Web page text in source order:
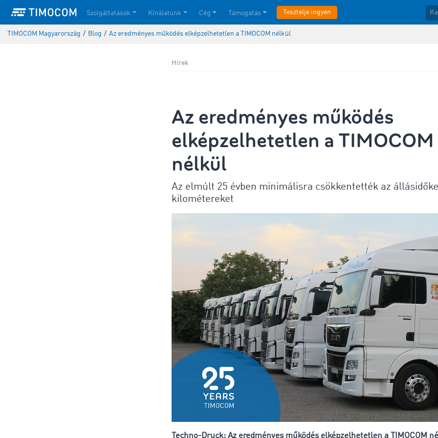
Szolgáltatások Kínálatunk Cég Támogatás Tesztelje ingyen
TIMOCOM Magyarország / Blog / Az eredményes működés elképzelhetetlen a TIMOCOM nélkül
Hírek
Az eredményes működés
elképzelhetetlen a TIMOCOM
nélkül
Az elmúlt 25 évben minimálisra csökkentették az
kilométereket
Techno-Druck: Az eredményes működés elképzelhetetlen a TIMOCOM